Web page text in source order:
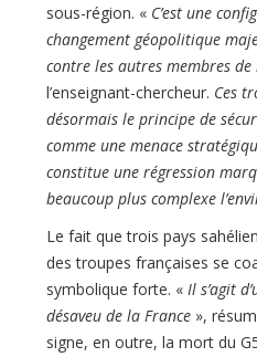
sous-région. « C’est une
changement géopolitique
contre les autres membres de
l’enseignant-chercheur. Ces
désormais le principe de
comme une menace
constitue une régression
beaucoup plus complexe
Le fait que trois pays
des troupes françaises se
symbolique forte. « Il s’agit
désaveu de la France »,
signe, en outre, la mort du